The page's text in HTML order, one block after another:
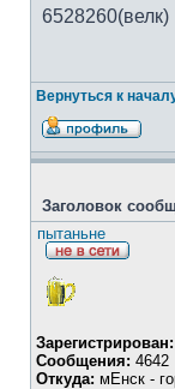
6528260(велк)
Вернуться к
Заголовок
пытаньне
Зарегистрирован:
Сообщения: 4642
Откуда: мЕнск -